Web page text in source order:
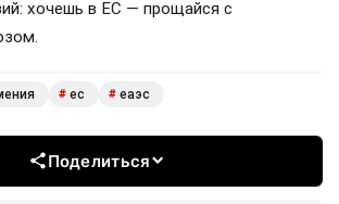
хочешь в ЕС — прощайся с
# ес # еаэс
Поделиться